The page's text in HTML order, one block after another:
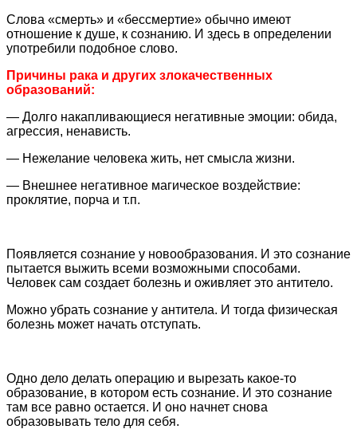
Слова «смерть» и «бессмертие» обычно имеют
отношение к душе, к сознанию. И здесь в определении
употребили подобное слово.
Причины рака и других злокачественных
образований:
— Долго накапливающиеся негативные эмоции: обида,
агрессия, ненависть.
— Нежелание человека жить, нет смысла жизни.
— Внешнее негативное магическое воздействие:
проклятие, порча и т.п.
Появляется сознание у новообразования. И это сознание
пытается выжить всеми возможными способами.
Человек сам создает болезнь и оживляет это антитело.
Можно убрать сознание у антитела. И тогда физическая
болезнь может начать отступать.
Одно дело делать операцию и вырезать какое-то
образование, в котором есть сознание. И это сознание
там все равно остается. И оно начнет снова
образовывать тело для себя.